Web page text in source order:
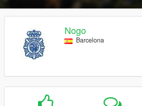
Nogo
Barcelona